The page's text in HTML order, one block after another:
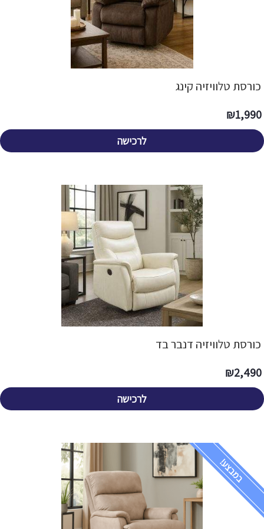
כורסת טלוויזיה קינג
1,990
₪
לרכישה
כורסת טלוויזיה דנבר בד
2,490
₪
לרכישה
במבצע!